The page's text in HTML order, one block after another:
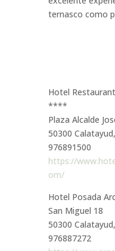
ternasco como
Hotel
****
Plaza Alcalde
50300
976891500
https://
om/
Hotel Posada
San Miguel 18
50300
976887272